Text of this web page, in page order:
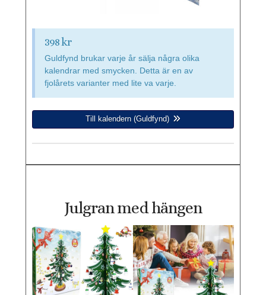
398 kr
Guldfynd brukar varje år sälja några olika
kalendrar med smycken. Detta är en av
fjolårets varianter med lite va varje.
Till kalendern (Guldfynd)
Julgran med hängen